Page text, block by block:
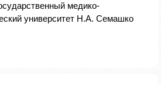
медико-
университет Н.А. Семашко